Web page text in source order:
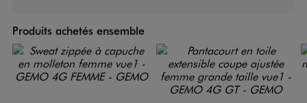
Produits achetés ensemble